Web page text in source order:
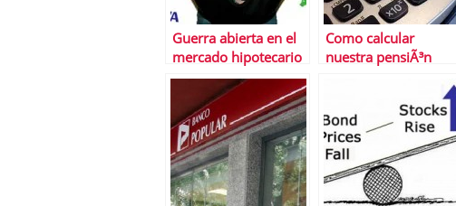
Guerra abierta en el
mercado hipotecario
Como calcular
nuestra pensiÃ³n